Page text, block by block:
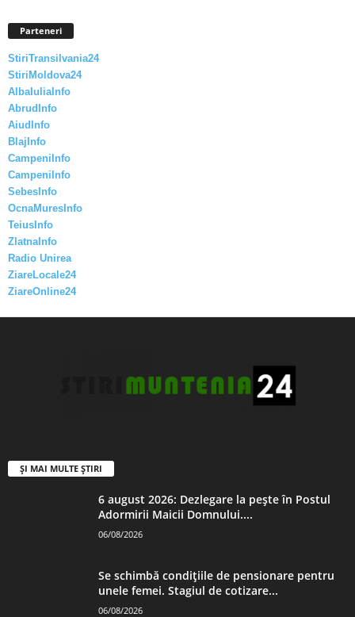
Parteneri
StiriTransilvania24
StiriMoldova24
AlbaIuliaInfo
AbrudInfo
AiudInfo
BlajInfo
CampeniInfo
CampeniInfo
SebesInfo
OcnaMuresInfo
TeiusInfo
ZlatnaInfo
Radio Unirea
ZiareLocale24
ZiareOnline24
ȘI MAI MULTE ȘTIRI
6 august 2026: Dezlegare la pește în Postul
Adormirii Maicii Domnului....
06/08/2026
Se schimbă condițiile de pensionare pentru
unele femei. Stagiul de cotizare...
06/08/2026